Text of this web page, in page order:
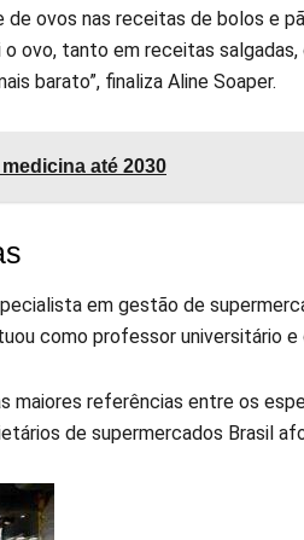
de ovos nas receitas de bolos e
ovo, tanto em receitas
barato”, finaliza Aline Soaper.
até 2030
em gestão de
como professor universitário
maiores referências entre os
de supermercados Brasil